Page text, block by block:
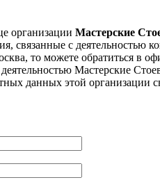
организации Мастерские
связанные с деятельностью
то можете обратиться в
Мастерские
данных этой организации